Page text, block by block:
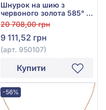
Шнурок на шию з
червоного золота 585° з
чорним текстилем, арт.
950107
20 708,00 грн
9 111,52 грн
(арт. 950107)
Купити
-56%